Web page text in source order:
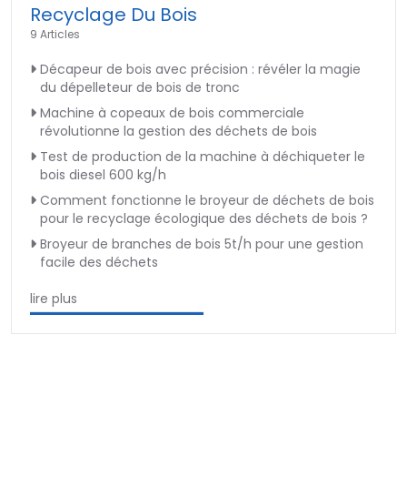
Recyclage Du Bois
9 Articles
Décapeur de bois avec précision : révéler la magie
du dépelleteur de bois de tronc
Machine à copeaux de bois commerciale
révolutionne la gestion des déchets de bois
Test de production de la machine à déchiqueter le
bois diesel 600 kg/h
Comment fonctionne le broyeur de déchets de bois
pour le recyclage écologique des déchets de bois ?
Broyeur de branches de bois 5t/h pour une gestion
facile des déchets
lire plus